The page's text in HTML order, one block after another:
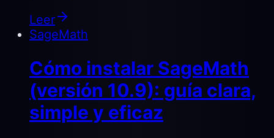
Leer
SageMath
Cómo instalar SageMath
(versión 10.9): guía clara,
simple y eficaz